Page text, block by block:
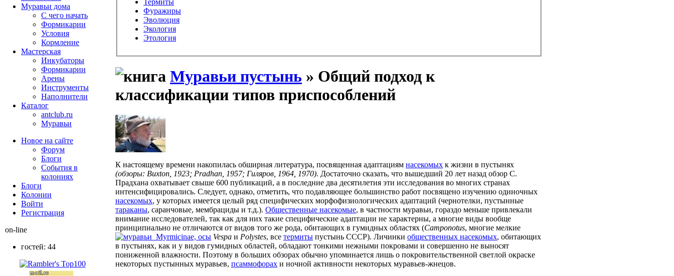
Фуражиры
Эволюция
Экология
Этология
Муравьи пустынь » Общий подход к
классификации типов приспособлений
К настоящему времени накопилась обширная литература, посвященная адаптациям насекомых к жизни в пустынях
(обзоры: Buxton, 1923; Pradhan, 1957; Гиляров, 1964, 1970). Достаточно сказать, что вышедший 20 лет назад обзор С.
Прадхана охватывает свыше 600 публикаций, а в последние два десятилетия эти исследования во многих странах
интенсифицировались. Следует, однако, отметить, что подавляющее большинство работ посвящено изучению одиночных
насекомых, у которых имеется целый ряд специфических морфофизиологических адаптаций (чернотелки, пустынные
тараканы, саранчовые, мембрациды и т.д.). Общественные насекомые, в частности муравьи, гораздо меньше привлекали
внимание исследователей, так как для них такие специфические адаптации не характерны, а многие виды вообще
принципиально не отличаются от видов того же рода, обитающих в гумидных областях (Camponotus, многие мелкие
Myrmicinae, осы Vespa и Polystes, все термиты пустынь СССР). Личинки общественных насекомых, обитающих
в пустынях, как и у видов гумидных областей, обладают тонкими нежными покровами и совершенно не выносят
пониженной влажности. Поэтому в больших обзорах обычно упоминается лишь о покровительственной светлой окраске
некоторых пустынных муравьев, псаммофорах и ночной активности некоторых муравьев-жнецов.
Муравьи дома
С чего начать
Формикарии
Условия
Кормление
Мастерская
Инкубаторы
Формикарии
Арены
Инструменты
Наполнители
Каталог
antclub.ru
Муравьи
Новое на сайте
Форум
Блоги
События в
колониях
Блоги
Колонии
Войти
Peгиcтpaция
on-line
гостей: 44